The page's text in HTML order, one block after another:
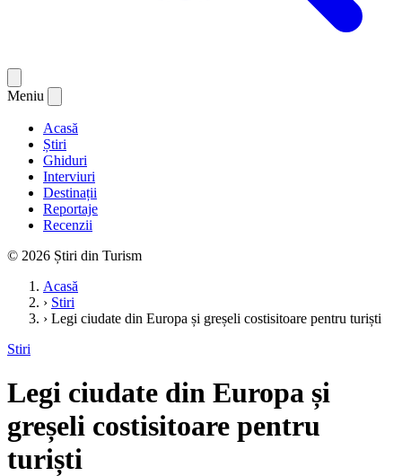
Meniu
Acasă
Știri
Ghiduri
Interviuri
Destinații
Reportaje
Recenzii
© 2026 Știri din Turism
Acasă
› Stiri
› Legi ciudate din Europa și greșeli costisitoare pentru turiști
Stiri
Legi ciudate din Europa și
greșeli costisitoare pentru
turiști